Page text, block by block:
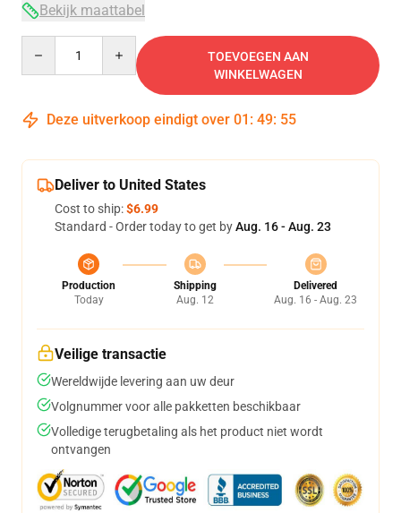
Bekijk maattabel
TOEVOEGEN AAN
WINKELWAGEN
Deze uitverkoop eindigt over 01 : 49: 54
Deliver to United States
Cost to ship:$6.99
Standard - Order today to get byAug. 16 - Aug. 23
Production
Today
Shipping
Aug. 12
Delivered
Aug. 16 - Aug. 23
Veilige transactie
Wereldwijde levering aan uw deur
Volgnummer voor alle pakketten beschikbaar
Volledige terugbetaling als het product niet wordt
ontvangen